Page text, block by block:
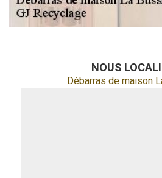
NOUS
Débarras de maison